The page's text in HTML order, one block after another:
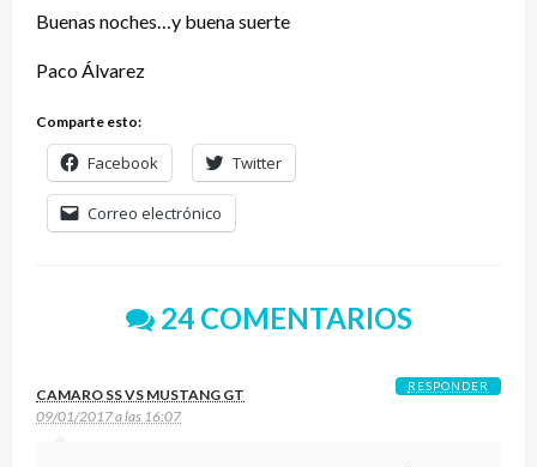
Buenas noches…y buena suerte
Paco Álvarez
Comparte esto:
Facebook Twitter
Correo electrónico
24 COMENTARIOS
CAMARO SS VS MUSTANG GT
09/01/2017 a las 16:07
RESPONDER